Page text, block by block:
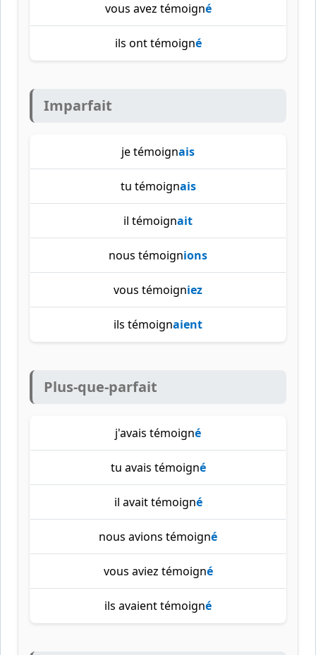
vous avez témoigné
ils ont témoigné
Imparfait
je témoignais
tu témoignais
il témoignait
nous témoignions
vous témoigniez
ils témoignaient
Plus-que-parfait
j'avais témoigné
tu avais témoigné
il avait témoigné
nous avions témoigné
vous aviez témoigné
ils avaient témoigné